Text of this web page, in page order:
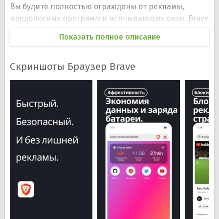
Вы будите полностью ограждены от рекламы,
вредоносных программ и всплывающих окон. Brave
все необходимое уже включено разработчиками в
Скачайте Brave браузер на Андроид телефон или
планшет и оцените все его преимущества –
высокая скорость загрузки страниц, повышенная
производительность, защита от рекламы и
вирусов. Помимо этого, браузер Браве увеличивает
быстродействие Андроид до четырех раз, экономит
мобильный трафик и заряд батареи. Если Вы часто
пользуетесь общественным Wi-Fi, Ваши личные
данные находятся под угрозой, а система
становится более уязвимой к проникновению.
Brave надежно защищает Интернет-соединение и
блокирует рекламу.
Браузер Браве на русском языке имеет небольшой
Показать полное описание
Скриншоты Браузер Brave